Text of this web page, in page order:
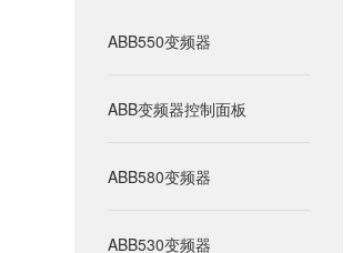
ABB550变频器
ABB变频器控制面板
ABB580变频器
ABB530变频器